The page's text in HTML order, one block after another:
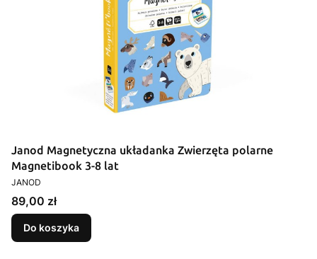
Janod Magnetyczna układanka Zwierzęta polarne
Magnetibook 3-8 lat
PRODUCENT
JANOD
Cena
89,00 zł
Do koszyka